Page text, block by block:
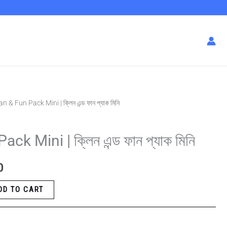
& Fun Pack Mini | ক্লিন এন্ড ফান প্যাক মিনি
Mini | ক্লিন এন্ড ফান প্যাক মিনি
Current
is:
TO CART